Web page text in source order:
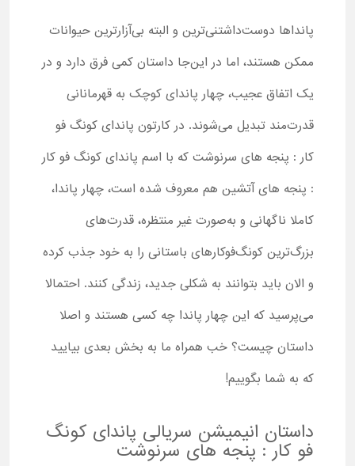
پانداها دوست‌داشتنی‌ترین و البته بی‌آزارترین حیوانات
ممکن هستند، اما در این‌جا داستان کمی فرق دارد و در
یک اتفاق عجیب، چهار پاندای کوچک به قهرمانانی
قدرت‌مند تبدیل می‌شوند. در کارتون پاندای کونگ فو
کار : پنجه های سرنوشت که با اسم پاندای کونگ فو کار
: پنجه های آتشین هم معروف شده است، چهار پاندا،
کاملا ناگهانی و به‌صورت غیر منتظره، قدرت‌های
بزرگ‌ترین کونگ‌فوکارهای باستانی را به خود جذب کرده
و الان باید بتوانند به شکلی جدید، زندگی کنند. احتمالا
می‌پرسید که این چهار پاندا چه کسی هستند و اصلا
داستان چیست؟ خب همراه ما به بخش بعدی بیایید
که به شما بگوییم!
داستان انیمیشن سریالی پاندای کونگ
فو کار : پنجه های سرنوشت